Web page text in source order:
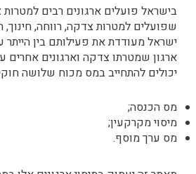
בישראל פועלים ארגונים רבים למטרות
שפועלים למטרות צדקה, רווחה, חינוך,
ישראל מעודדת את פעילותם בין הייתר
ארגון שמטרתו צדקה וארגונים אחרים
יכולים להתחייב במס מכוח שלושה
מס הכנסה;
מיסוי מקרקעין;
מס ערך מוסף.